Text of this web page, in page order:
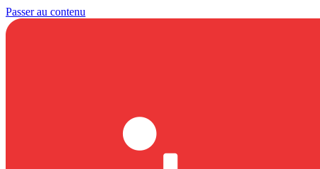
Passer au contenu